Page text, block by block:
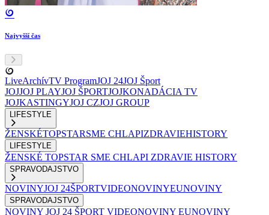
Najvyšší čas
LiveArchívTV ProgramJOJ 24JOJ Šport
JOJJOJ PLAYJOJ ŠPORTJOJKONADÁCIA TV
JOJKASTINGYJOJ CZJOJ GROUP
LIFESTYLE
ŽENSKÉTOPSTARSME CHLAPIZDRAVIEHISTORY
LIFESTYLE
ŽENSKÉ TOPSTAR SME CHLAPI ZDRAVIE HISTORY
SPRAVODAJSTVO
NOVINYJOJ 24ŠPORTVIDEONOVINYEUNOVINY
SPRAVODAJSTVO
NOVINY JOJ 24 ŠPORT VIDEONOVINY EUNOVINY